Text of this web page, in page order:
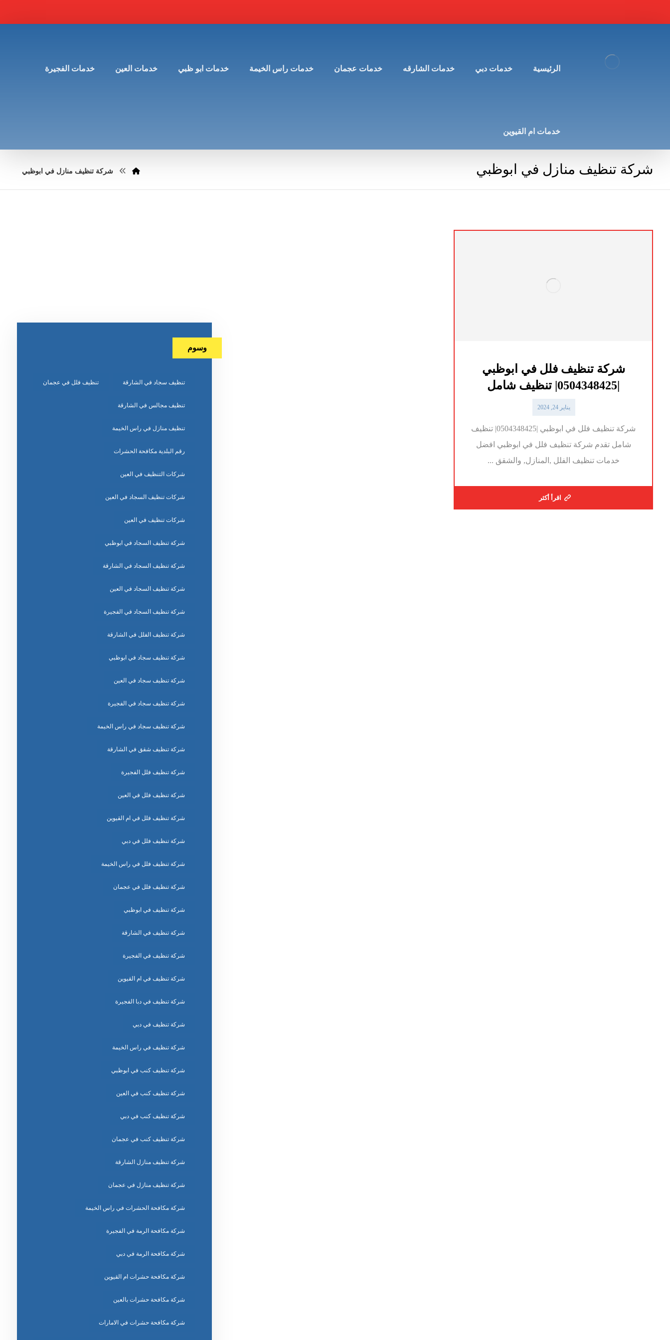
الرئيسية خدمات دبي خدمات الشارقه خدمات عجمان خدمات راس الخيمة خدمات ابو ظبي خدمات العين خدمات الفجيرة
خدمات ام القيوين
شركة تنظيف منازل في ابوظبي شركة تنظيف منازل في ابوظبي
شركة تنظيف فلل في ابوظبي
يناير 24, 2024
شركة تنظيف فلل في ابوظبي |0504348425| تنظيف
شامل تقدم شركة تنظيف فلل في ابوظبي افضل
خدمات تنظيف الفلل ,المنازل, والشقق ...
اقرأ أكثر
وسوم
تنظيف سجاد في الشارقة تنظيف فلل في عجمان
تنظيف مجالس في الشارقة
تنظيف منازل في راس الخيمة
رقم البلدية مكافحة الحشرات
شركات التنظيف في العين
شركات تنظيف السجاد في العين
شركات تنظيف في العين
شركة تنظيف السجاد في ابوظبي
شركة تنظيف السجاد في الشارقة
شركة تنظيف السجاد في العين
شركة تنظيف السجاد في الفجيرة
شركة تنظيف الفلل في الشارقة
شركة تنظيف سجاد في ابوظبي
شركة تنظيف سجاد في العين
شركة تنظيف سجاد في الفجيرة
شركة تنظيف سجاد في راس الخيمة
شركة تنظيف شقق في الشارقة
شركة تنظيف فلل الفجيرة
شركة تنظيف فلل في العين
شركة تنظيف فلل في ام القيوين
شركة تنظيف فلل في دبي
شركة تنظيف فلل في راس الخيمة
شركة تنظيف فلل في عجمان
شركة تنظيف في ابوظبي
شركة تنظيف في الشارقة
شركة تنظيف في الفجيرة
شركة تنظيف في ام القيوين
شركة تنظيف في دبا الفجيرة
شركة تنظيف في دبي
شركة تنظيف في راس الخيمة
شركة تنظيف كنب في ابوظبي
شركة تنظيف كنب في العين
شركة تنظيف كنب في دبي
شركة تنظيف كنب في عجمان
شركة تنظيف منازل الشارقة
شركة تنظيف منازل في عجمان
شركة مكافحة الحشرات في راس الخيمة
شركة مكافحة الرمة في الفجيرة
شركة مكافحة الرمة في دبي
شركة مكافحة حشرات ام القيوين
شركة مكافحة حشرات بالعين
شركة مكافحة حشرات في الامارات